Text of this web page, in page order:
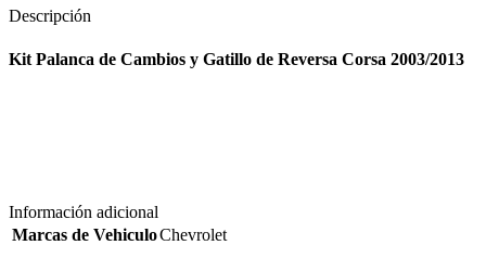
Descripción
Kit Palanca de Cambios y Gatillo de Reversa Corsa 2003/2013
Información adicional
Marcas de VehiculoChevrolet